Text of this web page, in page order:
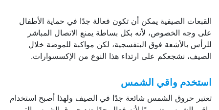
القبعات الصيفية يمكن أن تكون فعالة جدًا في حماية الأطفال
على وجه الخصوص، لأنه بكل بساطة يمنع الاتصال المباشر
للرأس بالأشعة فوق البنفسجية، لكن مواكبة للموضة خلال
الصيف، نشجعكم على ارتداء هذا النوع من الإكسسوارات.
استخدم واقي الشمس
تعتبر حروق الشمس شائعة جدًا في الصيف ولهذا أصبح استخدام